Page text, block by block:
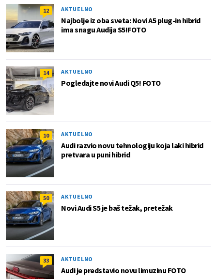
12 AKTUELNO
Najbolje iz oba sveta: Novi A5 plug-in hibrid
ima snagu Audija S5!FOTO
14 AKTUELNO
Pogledajte novi Audi Q5! FOTO
10 AKTUELNO
Audi razvio novu tehnologiju koja laki hibrid
pretvara u puni hibrid
50 AKTUELNO
Novi Audi S5 je baš težak, pretežak
33 AKTUELNO
Audi je predstavio novu limuzinu FOTO